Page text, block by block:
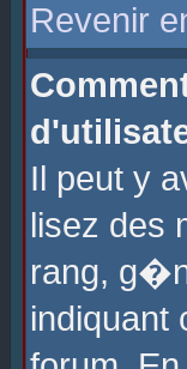
Revenir
Il peut y
lisez des
rang,
indiquant